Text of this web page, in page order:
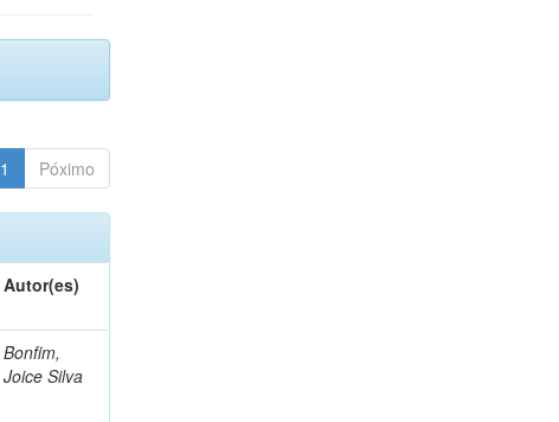
1 Póximo
Autor(es)
Bonfim,
Joice Silva